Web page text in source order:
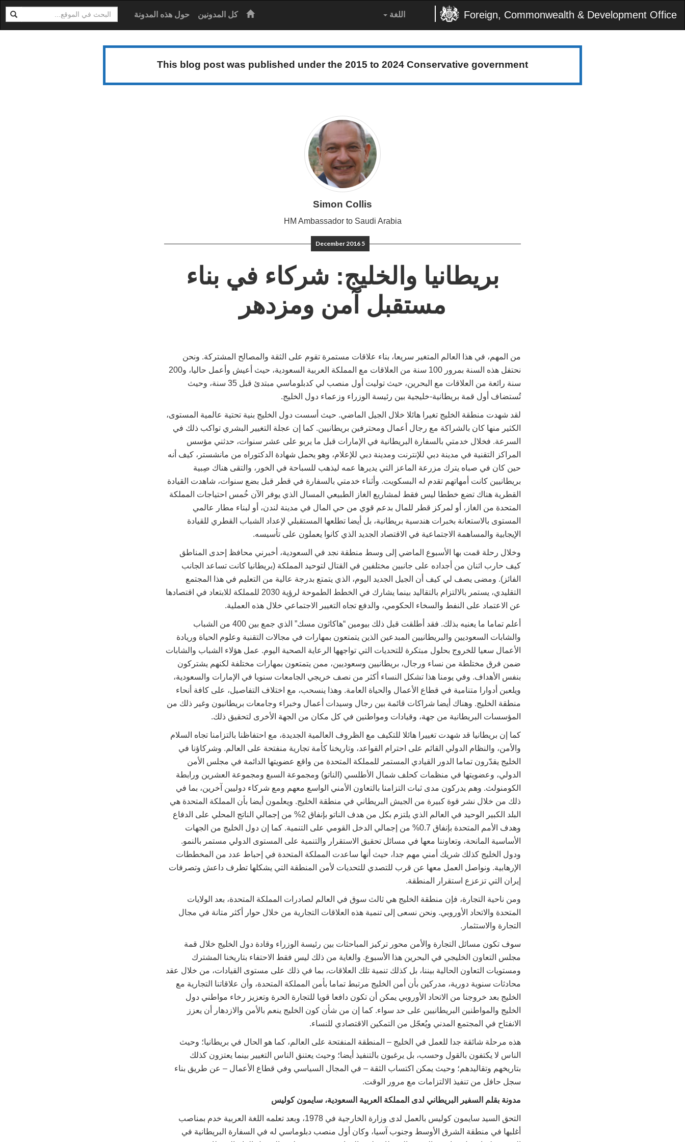
Foreign, Commonwealth & Development Office اللغة الرئيسية
كل المدونين حول هذه المدونة ابحث
This blog post was published under the 2015 to 2024 Conservative government
Simon Collis
HM Ambassador to Saudi Arabia
5 December 2016
بريطانيا والخليج: شركاء في بناء
مستقبل آمن ومزدهر
من المهم، في هذا العالم المتغير سريعا، بناء علاقات مستمرة تقوم على الثقة والمصالح المشتركة. ونحن
نحتفل هذه السنة بمرور 100 سنة من العلاقات مع المملكة العربية السعودية، حيث أعيش وأعمل حاليا، و200
سنة رائعة من العلاقات مع البحرين، حيث توليت أول منصب لي كدبلوماسي مبتدئ قبل 35 سنة، وحيث
تُستضاف أول قمة بريطانية-خليجية بين رئيسة الوزراء وزعماء دول الخليج.
لقد شهدت منطقة الخليج تغيرا هائلا خلال الجيل الماضي. حيث أسست دول الخليج بنية تحتية عالمية المستوى،
الكثير منها كان بالشراكة مع رجال أعمال ومحترفين بريطانيين. كما إن عجلة التغيير البشري تواكب ذلك في
السرعة. فخلال خدمتي بالسفارة البريطانية في الإمارات قبل ما يربو على عشر سنوات، حدثني مؤسس
المراكز التقنية في مدينة دبي للإنترنت ومدينة دبي للإعلام، وهو يحمل شهادة الدكتوراه من مانشستر، كيف أنه
حين كان في صباه يترك مزرعة الماعز التي يديرها عمه ليذهب للسباحة في الخور، والتقى هناك صِبية
بريطانيين كانت أمهاتهم تقدم له البسكويت. وأثناء خدمتي بالسفارة في قطر قبل بضع سنوات، شاهدت القيادة
القطرية هناك تضع خططا ليس فقط لمشاريع الغاز الطبيعي المسال الذي يوفر الآن خُمس احتياجات المملكة
المتحدة من الغاز، أو لمركز قطر للمال بدعم قوي من حي المال في مدينة لندن، أو لبناء مطار عالمي
المستوى بالاستعانة بخبرات هندسية بريطانية، بل أيضا تطلعها المستقبلي لإعداد الشباب القطري للقيادة
الإيجابية والمساهمة الاجتماعية في الاقتصاد الجديد الذي كانوا يعملون على تأسيسه.
وخلال رحلة قمت بها الأسبوع الماضي إلى وسط منطقة نجد في السعودية، أخبرني محافظ إحدى المناطق
كيف حارب اثنان من أجداده على جانبين مختلفين في القتال لتوحيد المملكة (بريطانيا كانت تساعد الجانب
الفائز). ومضى يصف لي كيف أن الجيل الجديد اليوم، الذي يتمتع بدرجة عالية من التعليم في هذا المجتمع
التقليدي، يستمر بالالتزام بالتقاليد بينما يشارك في الخطط الطموحة لرؤية 2030 للمملكة للابتعاد في اقتصادها
عن الاعتماد على النفط والسخاء الحكومي، والدفع تجاه التغيير الاجتماعي خلال هذه العملية.
أعلم تماما ما يعنيه بذلك. فقد أطلقت قبل ذلك بيومين “هاكاثون مسك” الذي جمع بين 400 من الشباب
والشابات السعوديين والبريطانيين المبدعين الذين يتمتعون بمهارات في مجالات التقنية وعلوم الحياة وريادة
الأعمال سعيا للخروج بحلول مبتكرة للتحديات التي تواجهها الرعاية الصحية اليوم. عمل هؤلاء الشباب والشابات
ضمن فرق مختلطة من نساء ورجال، بريطانيين وسعوديين، ممن يتمتعون بمهارات مختلفة لكنهم يشتركون
بنفس الأهداف. وفي يومنا هذا تشكل النساء أكثر من نصف خريجي الجامعات سنويا في الإمارات والسعودية،
ويلعبن أدوارا متنامية في قطاع الأعمال والحياة العامة. وهذا ينسحب، مع اختلاف التفاصيل، على كافة أنحاء
منطقة الخليج. وهناك أيضا شراكات قائمة بين رجال وسيدات أعمال وخبراء وجامعات بريطانيون وغير ذلك من
المؤسسات البريطانية من جهة، وقيادات ومواطنين في كل مكان من الجهة الأخرى لتحقيق ذلك.
كما إن بريطانيا قد شهدت تغييرا هائلا للتكيف مع الظروف العالمية الجديدة، مع احتفاظنا بالتزامنا تجاه السلام
والأمن، والنظام الدولي القائم على احترام القواعد، وتاريخنا كأمة تجارية منفتحة على العالم. وشركاؤنا في
الخليج يقدّرون تماما الدور القيادي المستمر للمملكة المتحدة من واقع عضويتها الدائمة في مجلس الأمن
الدولي، وعضويتها في منظمات كحلف شمال الأطلسي (الناتو) ومجموعة السبع ومجموعة العشرين ورابطة
الكومنولث. وهم يدركون مدى ثبات التزامنا بالتعاون الأمني الواسع معهم ومع شركاء دوليين آخرين، بما في
ذلك من خلال نشر قوة كبيرة من الجيش البريطاني في منطقة الخليج. ويعلمون أيضا بأن المملكة المتحدة هي
البلد الكبير الوحيد في العالم الذي يلتزم بكل من هدف الناتو بإنفاق 2% من إجمالي الناتج المحلي على الدفاع
وهدف الأمم المتحدة بإنفاق 0.7% من إجمالي الدخل القومي على التنمية. كما إن دول الخليج من الجهات
الأساسية المانحة، وتعاوننا معها في مسائل تحقيق الاستقرار والتنمية على المستوى الدولي مستمر بالنمو.
ودول الخليج كذلك شريك أمني مهم جدا، حيث أنها ساعدت المملكة المتحدة في إحباط عدد من المخططات
الإرهابية. ونواصل العمل معها عن قرب للتصدي للتحديات لأمن المنطقة التي يشكلها تطرف داعش وتصرفات
إيران التي تزعزع استقرار المنطقة.
ومن ناحية التجارة، فإن منطقة الخليج هي ثالث سوق في العالم لصادرات المملكة المتحدة، بعد الولايات
المتحدة والاتحاد الأوروبي. ونحن نسعى إلى تنمية هذه العلاقات التجارية من خلال حوار أكثر متانة في مجال
التجارة والاستثمار.
سوف تكون مسائل التجارة والأمن محور تركيز المباحثات بين رئيسة الوزراء وقادة دول الخليج خلال قمة
مجلس التعاون الخليجي في البحرين هذا الأسبوع. والغاية من ذلك ليس فقط الاحتفاء بتاريخنا المشترك
ومستويات التعاون الحالية بيننا، بل كذلك تنمية تلك العلاقات، بما في ذلك على مستوى القيادات، من خلال عقد
محادثات سنوية دورية، مدركين بأن أمن الخليج مرتبط تماما بأمن المملكة المتحدة، وأن علاقاتنا التجارية مع
الخليج بعد خروجنا من الاتحاد الأوروبي يمكن أن تكون دافعا قويا للتجارة الحرة وتعزيز رخاء مواطني دول
الخليج والمواطنين البريطانيين على حد سواء. كما إن من شأن كون الخليج ينعم بالأمن والازدهار أن يعزز
الانفتاح في المجتمع المدني ويُعجّل من التمكين الاقتصادي للنساء.
هذه مرحلة شائقة جدا للعمل في الخليج – المنطقة المنفتحة على العالم، كما هو الحال في بريطانيا؛ وحيث
الناس لا يكتفون بالقول وحسب، بل يرغبون بالتنفيذ أيضا؛ وحيث يعتنق الناس التغيير بينما يعتزون كذلك
بتاريخهم وتقاليدهم؛ وحيث يمكن اكتساب الثقة – في المجال السياسي وفي قطاع الأعمال – عن طريق بناء
سجل حافل من تنفيذ الالتزامات مع مرور الوقت.
مدونة بقلم السفير البريطاني لدى المملكة العربية السعودية، سايمون كوليس
التحق السيد سايمون كوليس بالعمل لدى وزارة الخارجية في 1978، وبعد تعلمه اللغة العربية خدم بمناصب
أغلبها في منطقة الشرق الأوسط وجنوب آسيا، وكان أول منصب دبلوماسي له في السفارة البريطانية في